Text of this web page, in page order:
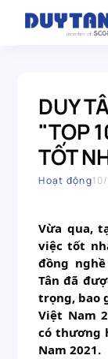
DUY
"TOP
TỐT
Hoạt động
Vừa qua,
việc tốt
đồng
Tân đã
trọng, bao
Việt Nam
có thương
Nam 2021.